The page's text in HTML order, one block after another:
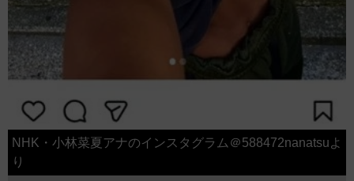
NHK・小林菜夏アナのインスタグラム＠588472nanatsuよ
り